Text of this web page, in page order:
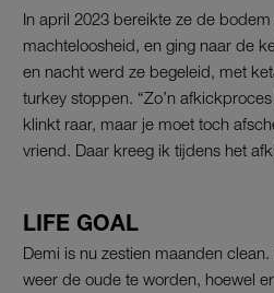
In april 2023 bereikte ze de
machteloosheid, en ging naar de
en nacht werd ze begeleid, met
turkey stoppen. “Zo’n
klinkt raar, maar je moet toch
vriend. Daar kreeg ik tijdens het
LIFE GOAL
Demi is nu zestien maanden
weer de oude te worden, hoewel